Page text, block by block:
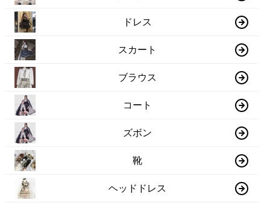
ドレス
スカート
ブラウス
コート
ズボン
靴
ヘッドドレス